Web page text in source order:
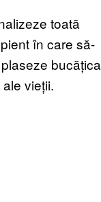
toată
în care să-
bucățica
vieții.